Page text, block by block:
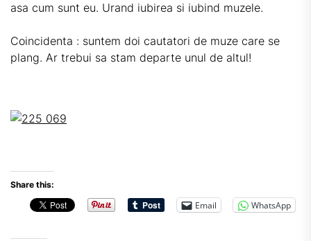
asa cum sunt eu. Urand iubirea si iubind muzele.
Coincidenta : suntem doi cautatori de muze care se
plang. Ar trebui sa stam departe unul de altul!
Share this:
Email WhatsApp